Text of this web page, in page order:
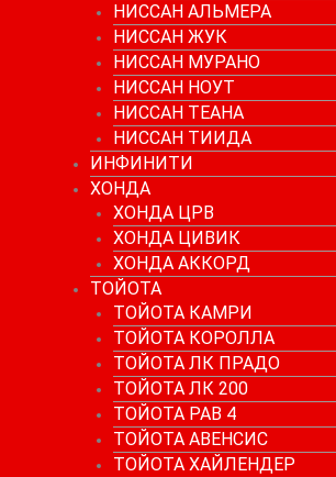
НИССАН АЛЬМЕРА
НИССАН ЖУК
НИССАН МУРАНО
НИССАН НОУТ
НИССАН ТЕАНА
НИССАН ТИИДА
ИНФИНИТИ
ХОНДА
ХОНДА ЦРВ
ХОНДА ЦИВИК
ХОНДА АККОРД
ТОЙОТА
ТОЙОТА КАМРИ
ТОЙОТА КОРОЛЛА
ТОЙОТА ЛК ПРАДО
ТОЙОТА ЛК 200
ТОЙОТА РАВ 4
ТОЙОТА АВЕНСИС
ТОЙОТА ХАЙЛЕНДЕР